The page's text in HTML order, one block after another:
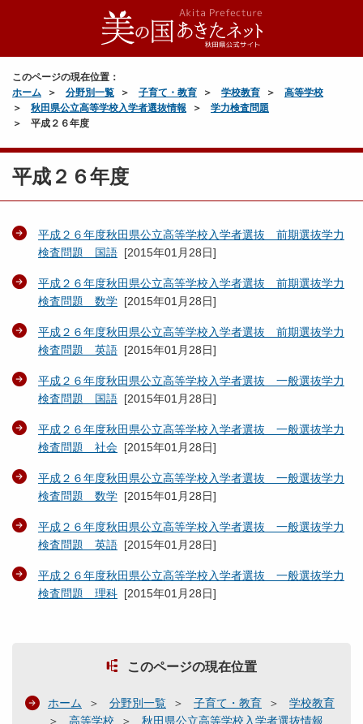
このページの現在位置：
ホーム
分野別一覧 子育て・教育 学校教育
高等学校
秋田県公立高等学校入学者選抜情報
学力検査問題
平成２６年度
平成２６年度
平成２６年度秋田県公立高等学校入学者選抜 前期選抜学力
検査問題 国語 [2015年01月28日]
平成２６年度秋田県公立高等学校入学者選抜 前期選抜学力
検査問題 数学 [2015年01月28日]
平成２６年度秋田県公立高等学校入学者選抜 前期選抜学力
検査問題 英語 [2015年01月28日]
平成２６年度秋田県公立高等学校入学者選抜 一般選抜学力
検査問題 国語 [2015年01月28日]
平成２６年度秋田県公立高等学校入学者選抜 一般選抜学力
検査問題 社会 [2015年01月28日]
平成２６年度秋田県公立高等学校入学者選抜 一般選抜学力
検査問題 数学 [2015年01月28日]
平成２６年度秋田県公立高等学校入学者選抜 一般選抜学力
検査問題 英語 [2015年01月28日]
平成２６年度秋田県公立高等学校入学者選抜 一般選抜学力
検査問題 理科 [2015年01月28日]
このページの現在位置
ホーム 分野別一覧 子育て・教育
学校教育
高等学校
秋田県公立高等学校入学者選抜情報